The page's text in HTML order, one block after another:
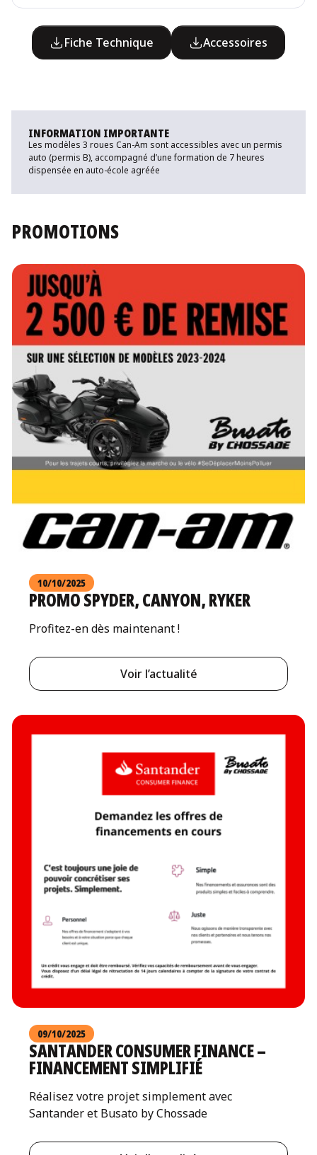
Fiche Technique Accessoires
INFORMATION IMPORTANTE
Les modèles 3 roues Can-Am sont accessibles avec un permis
auto (permis B), accompagné d’une formation de 7 heures
dispensée en auto-école agréée
PROMOTIONS
10/10/2025
PROMO SPYDER, CANYON, RYKER
Profitez-en dès maintenant !
Voir l’actualité
09/10/2025
SANTANDER CONSUMER FINANCE –
FINANCEMENT SIMPLIFIÉ
Réalisez votre projet simplement avec
Santander et Busato by Chossade